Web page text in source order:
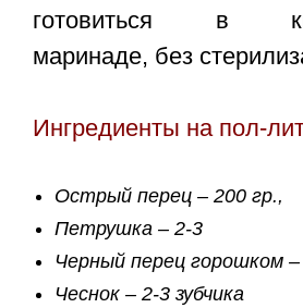
готовиться в
маринаде, без
Ингредиенты на пол-
Острый перец – 200 гр.,
Петрушка – 2-3
Черный перец горошком
Чеснок – 2-3 зубчика